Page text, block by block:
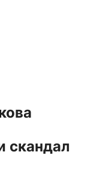
скандал